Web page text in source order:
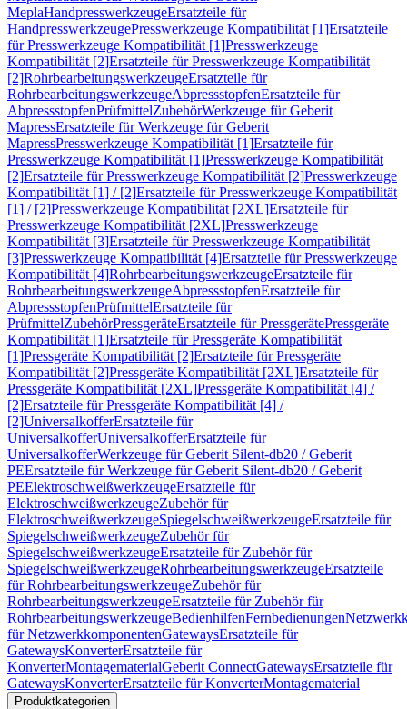
MeplaHandpresswerkzeugeErsatzteile für
HandpresswerkzeugePresswerkzeuge Kompatibilität [1]Ersatzteile
für Presswerkzeuge Kompatibilität [1]Presswerkzeuge
Kompatibilität [2]Ersatzteile für Presswerkzeuge Kompatibilität
[2]RohrbearbeitungswerkzeugeErsatzteile für
RohrbearbeitungswerkzeugeAbpressstopfenErsatzteile für
AbpressstopfenPrüfmittelZubehörWerkzeuge für Geberit
MapressErsatzteile für Werkzeuge für Geberit
MapressPresswerkzeuge Kompatibilität [1]Ersatzteile für
Presswerkzeuge Kompatibilität [1]Presswerkzeuge Kompatibilität
[2]Ersatzteile für Presswerkzeuge Kompatibilität [2]Presswerkzeuge
Kompatibilität [1] / [2]Ersatzteile für Presswerkzeuge Kompatibilität
[1] / [2]Presswerkzeuge Kompatibilität [2XL]Ersatzteile für
Presswerkzeuge Kompatibilität [2XL]Presswerkzeuge
Kompatibilität [3]Ersatzteile für Presswerkzeuge Kompatibilität
[3]Presswerkzeuge Kompatibilität [4]Ersatzteile für Presswerkzeuge
Kompatibilität [4]RohrbearbeitungswerkzeugeErsatzteile für
RohrbearbeitungswerkzeugeAbpressstopfenErsatzteile für
AbpressstopfenPrüfmittelErsatzteile für
PrüfmittelZubehörPressgeräteErsatzteile für PressgerätePressgeräte
Kompatibilität [1]Ersatzteile für Pressgeräte Kompatibilität
[1]Pressgeräte Kompatibilität [2]Ersatzteile für Pressgeräte
Kompatibilität [2]Pressgeräte Kompatibilität [2XL]Ersatzteile für
Pressgeräte Kompatibilität [2XL]Pressgeräte Kompatibilität [4] /
[2]Ersatzteile für Pressgeräte Kompatibilität [4] /
[2]UniversalkofferErsatzteile für
UniversalkofferUniversalkofferErsatzteile für
UniversalkofferWerkzeuge für Geberit Silent-db20 / Geberit
PEErsatzteile für Werkzeuge für Geberit Silent-db20 / Geberit
PEElektroschweißwerkzeugeErsatzteile für
ElektroschweißwerkzeugeZubehör für
ElektroschweißwerkzeugeSpiegelschweißwerkzeugeErsatzteile für
SpiegelschweißwerkzeugeZubehör für
SpiegelschweißwerkzeugeErsatzteile für Zubehör für
SpiegelschweißwerkzeugeRohrbearbeitungswerkzeugeErsatzteile
für RohrbearbeitungswerkzeugeZubehör für
RohrbearbeitungswerkzeugeErsatzteile für Zubehör für
RohrbearbeitungswerkzeugeBedienhilfenFernbedienungen
für NetzwerkkomponentenGatewaysErsatzteile für
GatewaysKonverterErsatzteile für
KonverterMontagematerialGeberit ConnectGatewaysErsatzteile für
GatewaysKonverterErsatzteile für KonverterMontagematerial
Produktkategorien